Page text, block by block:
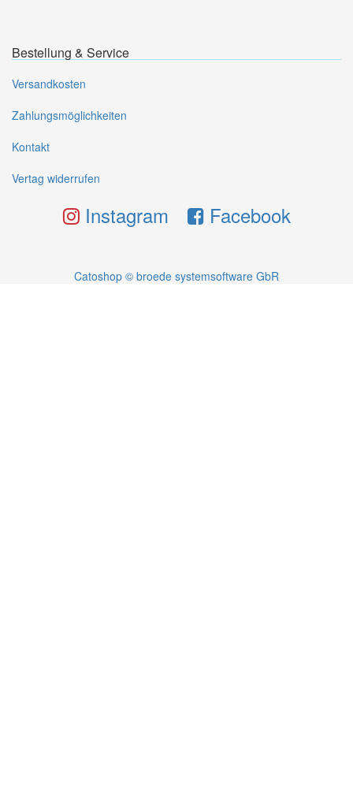
Bestellung & Service
Versandkosten
Zahlungsmöglichkeiten
Kontakt
Vertag widerrufen
Instagram Facebook
Catoshop © broede systemsoftware GbR